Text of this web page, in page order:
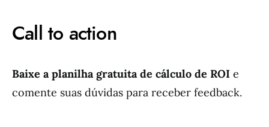
Call to action
Baixe a planilha gratuita de cálculo de ROI e
comente suas dúvidas para receber feedback.